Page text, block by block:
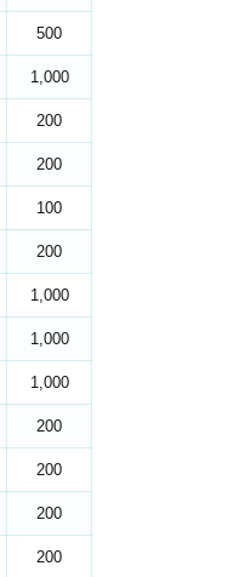
500
1,000
200
200
100
200
1,000
1,000
1,000
200
200
200
200